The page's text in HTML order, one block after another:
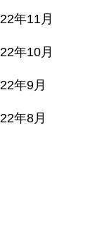
年11月
年10月
年9月
年8月